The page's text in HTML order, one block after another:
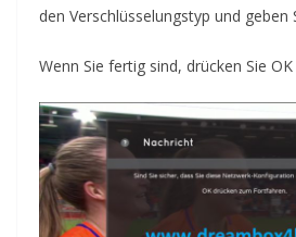
den Verschlüsselungstyp und geben
Wenn Sie fertig sind, drücken Sie OK